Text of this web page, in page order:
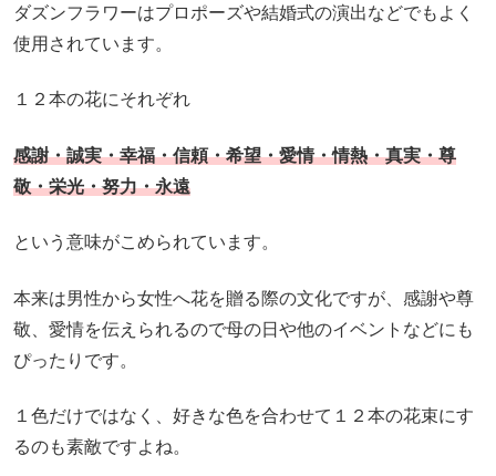
ダズンフラワーはプロポーズや結婚式の演出などでもよく
使用されています。
１２本の花にそれぞれ
感謝・誠実・幸福・信頼・希望・愛情・情熱・真実・尊
敬・栄光・努力・永遠
という意味がこめられています。
本来は男性から女性へ花を贈る際の文化ですが、感謝や尊
敬、愛情を伝えられるので母の日や他のイベントなどにも
ぴったりです。
１色だけではなく、好きな色を合わせて１２本の花束にす
るのも素敵ですよね。